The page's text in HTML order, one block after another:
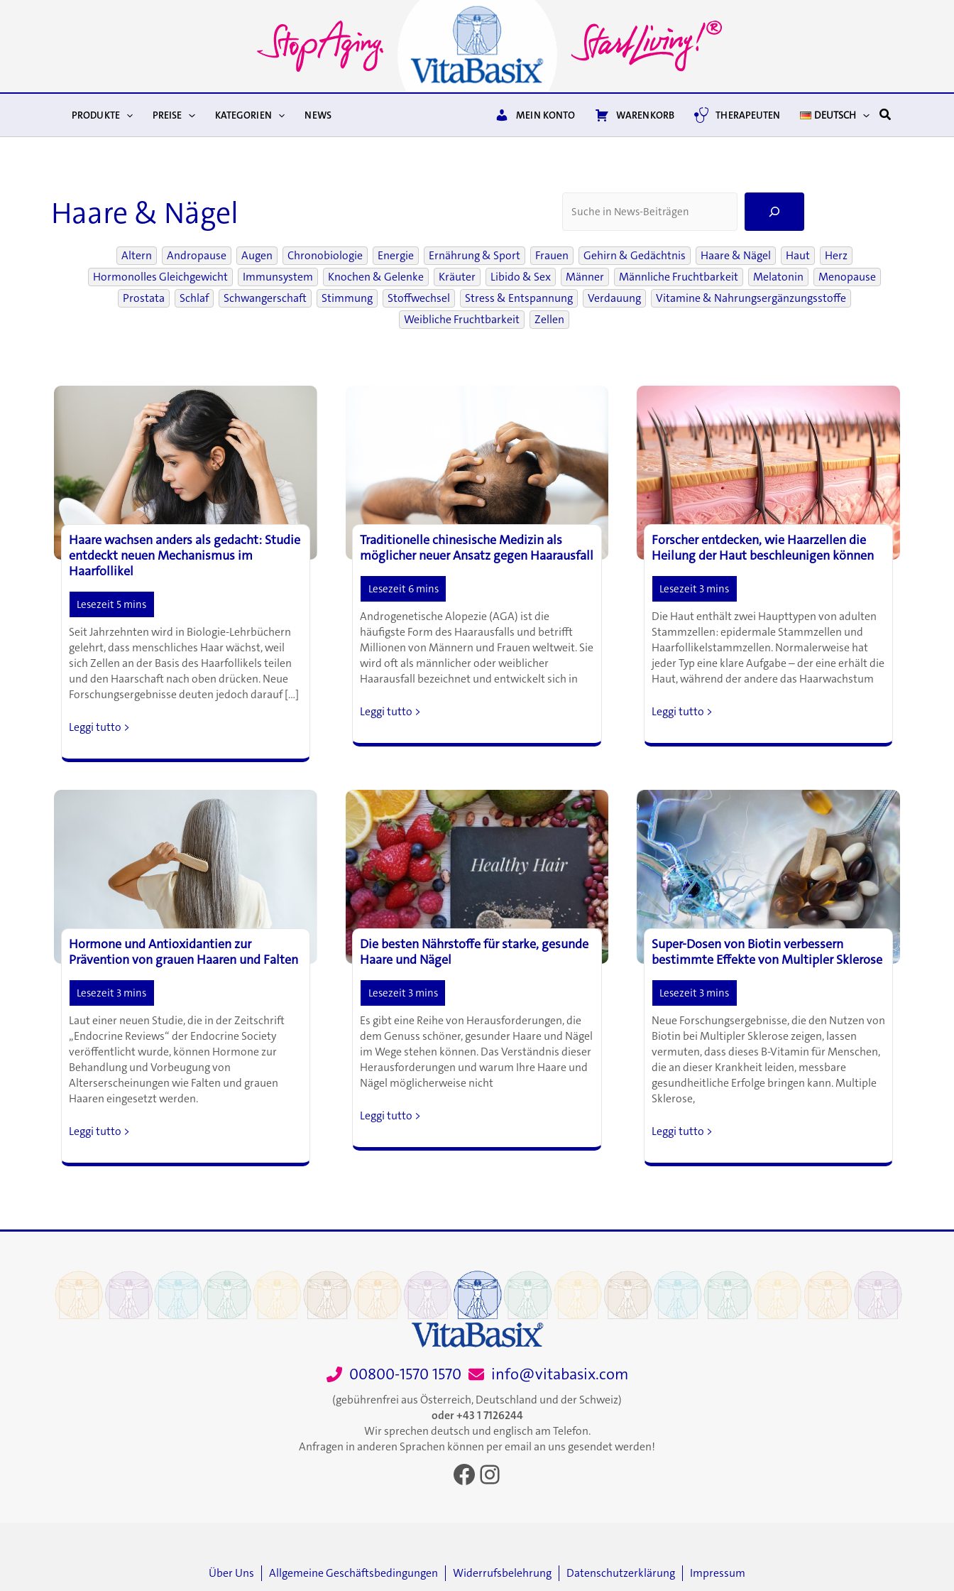
PRODUKTE PREISE KATEGORIEN NEWS MEIN KONTO WARENKORB THERAPEUTEN DEUTSCH Suchen
Haare & Nägel
r
c
h
Altern Andropause Augen Chronobiologie Energie Ernährung & Sport Frauen Gehirn & Gedächtnis Haare & Nägel Haut
Herz
Hormonolles Gleichgewicht
Immunsystem Knochen & Gelenke Kräuter Libido & Sex Männer Männliche Fruchtbarkeit Melatonin
Menopause
Prostata
Schlaf Schwangerschaft Stimmung Stoffwechsel Stress & Entspannung Verdauung
Vitamine & Nahrungsergänzungsstoffe
Weibliche Fruchtbarkeit
Zellen
Haare wachsen anders als gedacht: Studie
entdeckt neuen Mechanismus im
Haarfollikel
Seit Jahrzehnten wird in Biologie-Lehrbüchern
gelehrt, dass menschliches Haar wächst, weil
sich Zellen an der Basis des Haarfollikels teilen
und den Haarschaft nach oben drücken. Neue
Forschungsergebnisse deuten jedoch darauf […]
Haare
anders
gedacht:
Haarfollikel
Leggi tutto >
Traditionelle chinesische Medizin als
möglicher neuer Ansatz gegen Haarausfall
Androgenetische Alopezie (AGA) ist die
häufigste Form des Haarausfalls und betrifft
Millionen von Männern und Frauen weltweit. Sie
wird oft als männlicher oder weiblicher
Haarausfall bezeichnet und entwickelt sich in
Traditionelle
Medizin
neuer
Ansatz
gegen
Haarausfall
Leggi tutto >
Forscher entdecken, wie Haarzellen die
Heilung der Haut beschleunigen können
Die Haut enthält zwei Haupttypen von adulten
Stammzellen: epidermale Stammzellen und
Haarfollikelstammzellen. Normalerweise hat
jeder Typ eine klare Aufgabe – der eine erhält die
Haut, während der andere das Haarwachstum
Forscher
wie
Heilung
der
Haut
beschleunigen
können
Leggi tutto >
Hormone und Antioxidantien zur
Prävention von grauen Haaren und Falten
Laut einer neuen Studie, die in der Zeitschrift
„Endocrine Reviews“ der Endocrine Society
veröffentlicht wurde, können Hormone zur
Behandlung und Vorbeugung von
Alterserscheinungen wie Falten und grauen
Haaren eingesetzt werden.
Hormone
Antioxidantien
Falten
Leggi tutto >
Die besten Nährstoffe für starke, gesunde
Haare und Nägel
Es gibt eine Reihe von Herausforderungen, die
dem Genuss schöner, gesunder Haare und Nägel
im Wege stehen können. Das Verständnis dieser
Herausforderungen und warum Ihre Haare und
Nägel möglicherweise nicht
Die
Nährstoffe
Leggi tutto >
Super-Dosen von Biotin verbessern
bestimmte Effekte von Multipler Sklerose
Neue Forschungsergebnisse, die den Nutzen von
Biotin bei Multipler Sklerose zeigen, lassen
vermuten, dass dieses B-Vitamin für Menschen,
die an dieser Krankheit leiden, messbare
gesundheitliche Erfolge bringen kann. Multiple
Sklerose,
Super-
von
Sklerose
Leggi tutto >
00800-1570 1570 info@vitabasix.com
(gebührenfrei aus Österreich, Deutschland und der Schweiz)
oder +43 1 7126244
Wir sprechen deutsch und englisch am Telefon.
Anfragen in anderen Sprachen können per email an uns gesendet werden!
Facebook
Instagram
Über Uns Allgemeine Geschäftsbedingungen Widerrufsbelehrung Datenschutzerklärung Impressum